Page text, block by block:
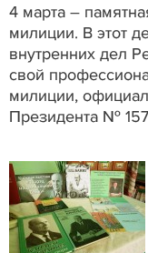
4 марта –
милиции. В этот
внутренних дел
свой
милиции,
Президента №